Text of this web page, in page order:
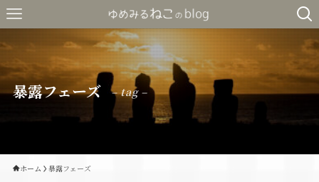
暴露フェーズ – tag –
ホーム 暴露フェーズ